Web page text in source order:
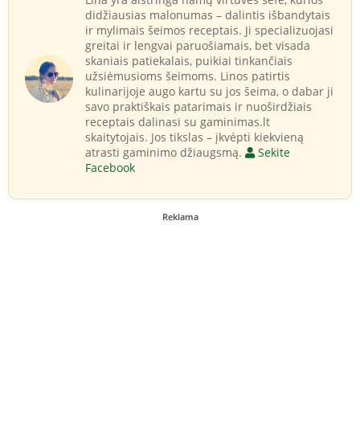
didžiausias malonumas – dalintis išbandytais
ir mylimais šeimos receptais. Ji specializuojasi
greitai ir lengvai paruošiamais, bet visada
skaniais patiekalais, puikiai tinkančiais
užsiėmusioms šeimoms. Linos patirtis
kulinarijoje augo kartu su jos šeima, o dabar ji
savo praktiškais patarimais ir nuoširdžiais
receptais dalinasi su gaminimas.lt
skaitytojais. Jos tikslas – įkvėpti kiekvieną
atrasti gaminimo džiaugsmą.
Sekite
Facebook
Reklama